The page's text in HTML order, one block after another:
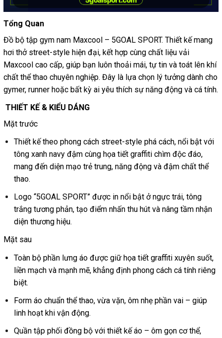
Tổng Quan
Đồ bộ tập gym nam Maxcool – 5GOAL SPORT. Thiết kế mang
hơi thở street-style hiện đại, kết hợp cùng chất liệu vải
Maxcool cao cấp, giúp bạn luôn thoải mái, tự tin và toát lên khí
chất thể thao chuyên nghiệp. Đây là lựa chọn lý tưởng dành cho
gymer, runner hoặc bất kỳ ai yêu thích sự năng động và cá tính.
THIẾT KẾ & KIỂU DÁNG
Mặt trước
Thiết kế theo phong cách street-style phá cách, nổi bật với
tông xanh navy đậm cùng họa tiết graffiti chìm độc đáo,
mang đến diện mạo trẻ trung, năng động và đậm chất thể
thao.
Logo “5GOAL SPORT” được in nổi bật ở ngực trái, tông
trắng tương phản, tạo điểm nhấn thu hút và nâng tầm nhận
diện thương hiệu.
Mặt sau
Toàn bộ phần lưng áo được giữ họa tiết graffiti xuyên suốt,
liền mạch và mạnh mẽ, khẳng định phong cách cá tính riêng
biệt.
Form áo chuẩn thể thao, vừa vặn, ôm nhẹ phần vai – giúp
linh hoạt khi vận động.
Quần tập phối đồng bộ với thiết kế áo – ôm gọn cơ thể,